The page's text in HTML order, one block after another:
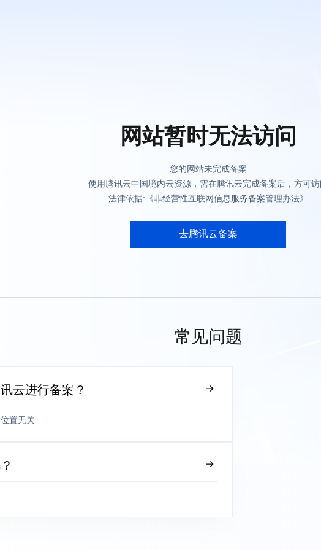
网站暂时无法访问
您的网站未完成备案
使用腾讯云中国境内云资源，需在腾讯云完成备案后，方可
法律依据:《非经营性互联网信息服务备案管理办法》
去腾讯云备案
常见问题
云进行备案？
置无关